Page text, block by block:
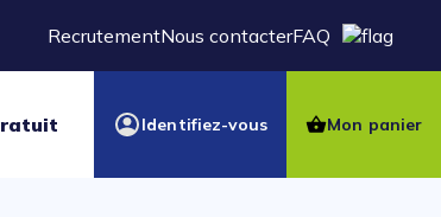
RecrutementNous contacterFAQ
Identifiez-vous Mon panier